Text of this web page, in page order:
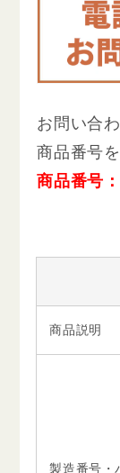
お問い合
商品番号
商品番号
商品説明
製造番号・